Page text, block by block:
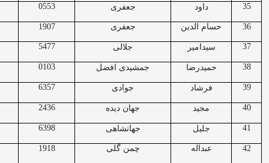
35 داود جعفری 0553
36 حسام الدین جعفری 1907
37 سیدامیر جلالی 5477
38 حمیدرضا جمشیدی افضل 0103
39 فرشاد جوادی 6357
40 مجید جهان دیده 2436
41 جلیل جهانشاهی 6398
42 عبداله چمن گلی 1918